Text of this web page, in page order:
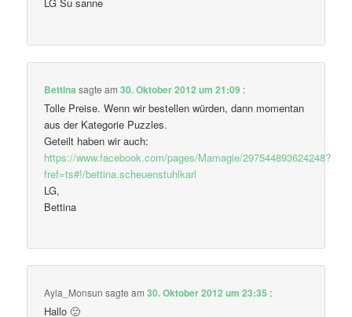
Bettina sagte am30. Oktober 2012 um 21:09 :
Tolle Preise. Wenn wir bestellen würden, dann momentan
aus der Kategorie Puzzles.
Geteilt haben wir auch:
https://www.facebook.com/pages/Mamagie/297544893624248?
fref=ts#!/bettina.scheuenstuhlkarl
LG,
Bettina
Ayla_Monsun sagte am30. Oktober 2012 um 23:35 :
Hallo 🙂